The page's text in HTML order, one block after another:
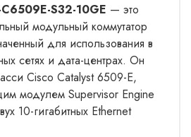
S32-10GE — это
модульный коммутатор
для использования в
сетях и дата-центрах. Он
Cisco Catalyst 6509-E,
модулем Supervisor Engine
10-гигабитных Ethernet